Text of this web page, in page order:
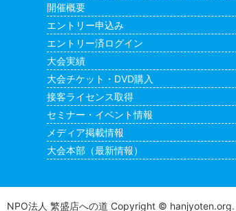
開催概要
エントリー申込み
エントリー済ログイン
大会実績
大会チケット・DVD購入
接客ライセンス取得
セミナー・イベント情報
メディア掲載情報
大会本部（最新情報）
NPO法人 繁盛店への道 Copyright © hanjyoten.org.